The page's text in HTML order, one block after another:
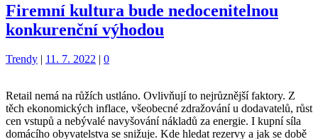
Firemní kultura bude nedocenitelnou
konkurenční výhodou
Kategorie:
Trendy | 11. 7. 2022 | 0
Retail nemá na růžích ustláno. Ovlivňují to nejrůznější faktory. Z
těch ekonomických inflace, všeobecné zdražování u dodavatelů, růst
cen vstupů a nebývalé navyšování nákladů za energie. I kupní síla
domácího obyvatelstva se snižuje. Kde hledat rezervy a jak se době